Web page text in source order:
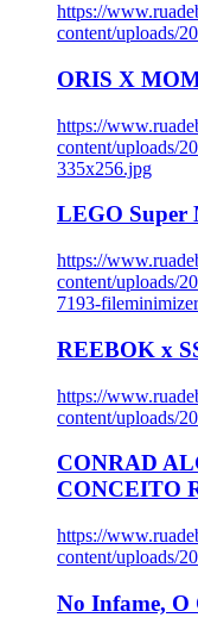
https://
content/uploads/
ORIS X
https://
content/uploads/
335x256.jpg
LEGO Super
https://
content/uploads/
7193-
REEBOK x
https://
content/uploads/
CONRAD
CONCEITO
https://
content/uploads/
No Infame, O